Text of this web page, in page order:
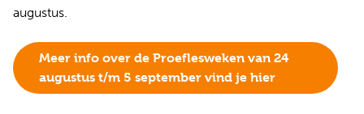
augustus.
Meer info over de Proeflesweken van 24
augustus t/m 5 september vind je hier